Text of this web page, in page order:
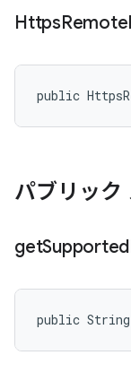
HttpsRemote
public
パブリック
getSupported
public String